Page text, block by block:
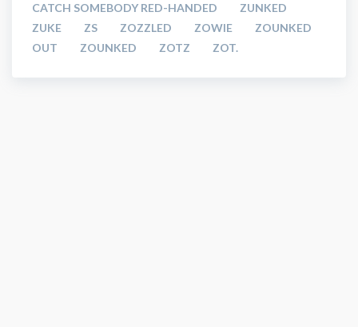
CATCH SOMEBODY RED-HANDED
ZUNKED
ZUKE
ZS ZOZZLED ZOWIE
ZOUNKED
OUT
ZOUNKED ZOTZ ZOT.